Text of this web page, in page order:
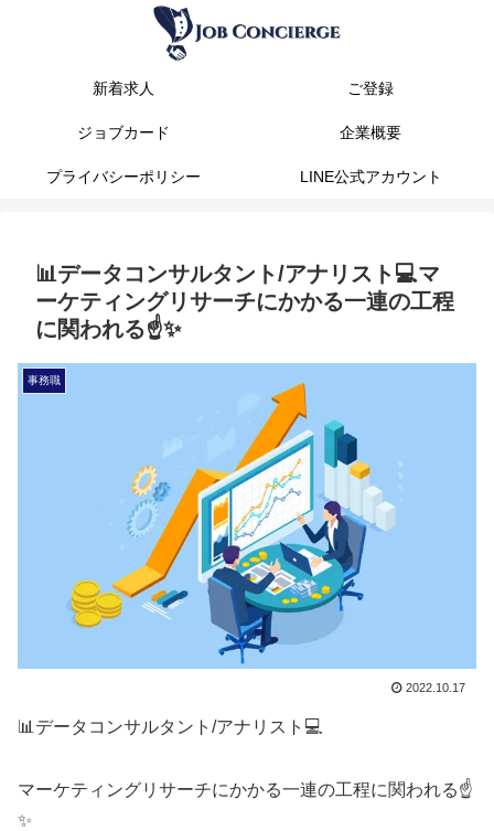
新着求人 ご登録
ジョブカード 企業概要
プライバシーポリシー LINE公式アカウント
📊データコンサルタント/アナリスト💻マ
ーケティングリサーチにかかる一連の工程
に関われる☝️✨
事務職
2022.10.17
📊データコンサルタント/アナリスト💻
マーケティングリサーチにかかる一連の工程に関われる☝️
✨